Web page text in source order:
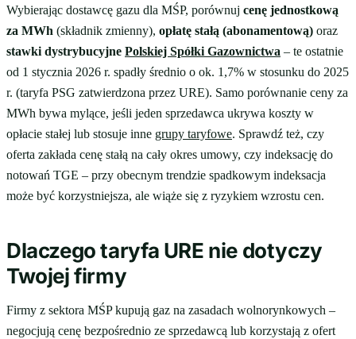
Wybierając dostawcę gazu dla MŚP, porównuj cenę jednostkową
za MWh (składnik zmienny), opłatę stałą (abonamentową) oraz
stawki dystrybucyjne Polskiej Spółki Gazownictwa – te ostatnie
od 1 stycznia 2026 r. spadły średnio o ok. 1,7% w stosunku do 2025
r. (taryfa PSG zatwierdzona przez URE). Samo porównanie ceny za
MWh bywa mylące, jeśli jeden sprzedawca ukrywa koszty w
opłacie stałej lub stosuje inne grupy taryfowe. Sprawdź też, czy
oferta zakłada cenę stałą na cały okres umowy, czy indeksację do
notowań TGE – przy obecnym trendzie spadkowym indeksacja
może być korzystniejsza, ale wiąże się z ryzykiem wzrostu cen.
Dlaczego taryfa URE nie dotyczy
Twojej firmy
Firmy z sektora MŚP kupują gaz na zasadach wolnorynkowych –
negocjują cenę bezpośrednio ze sprzedawcą lub korzystają z ofert